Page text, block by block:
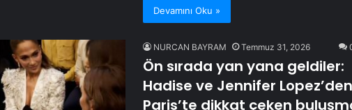
Devamını Oku »
NURCAN BAYRAM Temmuz 31, 2026
Ön sırada yan yana geldiler:
Hadise ve Jennifer Lopez’den
Paris’te dikkat çeken